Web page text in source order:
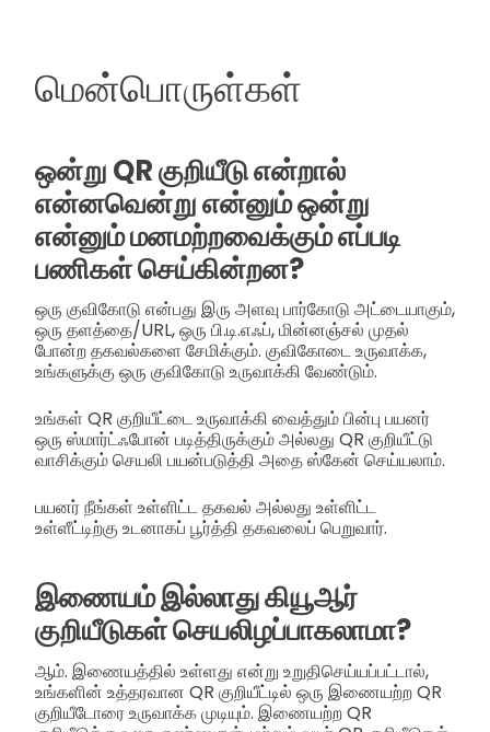
மென்பொருள்கள்
ஒன்று QR குறியீடு என்றால்
என்னவென்று என்னும் ஒன்று
என்னும் மனமற்றவைக்கும் எப்படி
பணிகள் செய்கின்றன?
ஒரு குவிகோடு என்பது இரு அளவு பார்கோடு அட்டையாகும்,
ஒரு தளத்தை/URL, ஒரு பி.டி.எஃப், மின்னஞ்சல் முதல்
போன்ற தகவல்களை சேமிக்கும். குவிகோடை உருவாக்க,
உங்களுக்கு ஒரு குவிகோடு உருவாக்கி வேண்டும்.
உங்கள் QR குறியீட்டை உருவாக்கி வைத்தும் பின்பு பயனர்
ஒரு ஸ்மார்ட்ஃபோன் படித்திருக்கும் அல்லது QR குறியீட்டு
வாசிக்கும் செயலி பயன்படுத்தி அதை ஸ்கேன் செய்யலாம்.
பயனர் நீங்கள் உள்ளிட்ட தகவல் அல்லது உள்ளிட்ட
உள்ளீட்டிற்கு உடனாகப் பூர்த்தி தகவலைப் பெறுவார்.
இணையம் இல்லாது கியூஆர்
குறியீடுகள் செயலிழப்பாகலாமா?
ஆம். இணையத்தில் உள்ளது என்று உறுதிசெய்யப்பட்டால்,
உங்களின் உத்தரவான QR குறியீட்டில் ஒரு இணையற்ற QR
குறியீடோரை உருவாக்க முடியும். இணையற்ற QR